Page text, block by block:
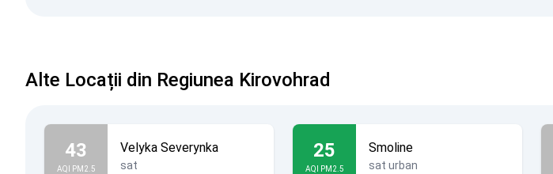
Alte Locații din Regiunea Kirovohrad
43
AQI PM2.5
Velyka Severynka
sat
25
AQI PM2.5
Smoline
sat urban